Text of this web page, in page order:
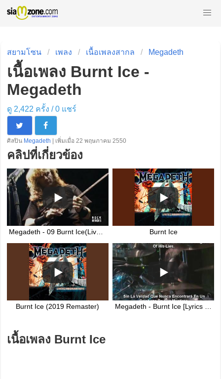
สยามโซน เพลง เนื้อเพลงสากล Megadeth
เนื้อเพลง Burnt Ice -
Megadeth
ดู 2,422 ครั้ง /0แชร์
ศิลปิน Megadeth | เพิ่มเมื่อ 22 พฤษภาคม 2550
คลิปที่เกี่ยวข้อง
Megadeth - 09 Burnt Ice(Live In Usa)(1080p)(HD) Burnt Ice
Burnt Ice (2019 Remaster) Megadeth - Burnt Ice [Lyrics Y Subtitulado Al Español]
เนื้อเพลง Burnt Ice